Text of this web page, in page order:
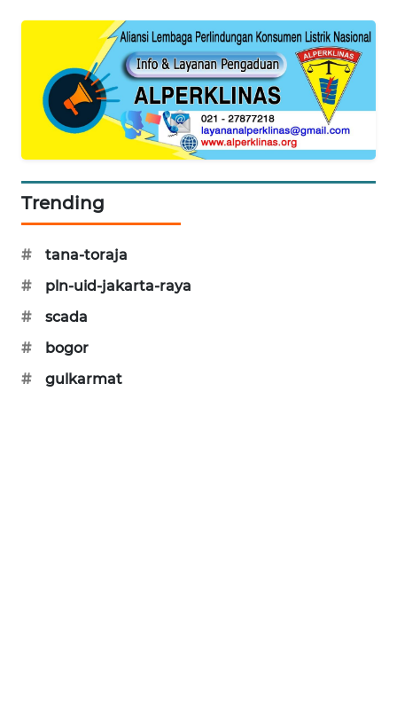
Trending
#
tana-toraja
#
pln-uid-jakarta-raya
#
scada
#
bogor
#
gulkarmat
MARTABAT
PLN
WATCH
LPKKI
LKKI
KOPEKLIN
PORTAL
KONSUMEN